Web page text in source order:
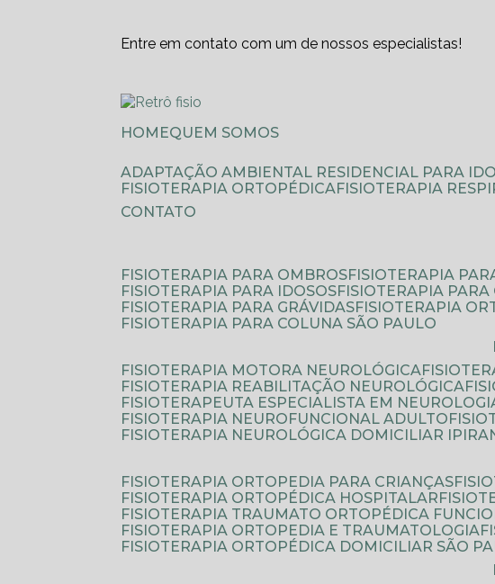
Entre em contato com um de nossos especialistas!
HOME
QUEM SOMOS
ADAPTAÇÃO AMBIENTAL RESIDENCIAL PARA
FISIOTERAPIA ORTOPÉDICA
FISIOTERAPIA
CONTATO
FISIOTERAPIA PARA OMBROS
FISIOTERAPIA
FISIOTERAPIA PARA IDOSOS
FISIOTERAPIA
FISIOTERAPIA PARA GRÁVIDAS
FISIOTERAPIA
FISIOTERAPIA PARA COLUNA SÃO PAULO
FISIOTERAPIA MOTORA NEUROLÓGICA
FISIOTERAPIA REABILITAÇÃO NEUROLÓGICA
FISIOTERAPEUTA ESPECIALISTA EM
FISIOTERAPIA NEUROFUNCIONAL ADULTO
FISIOTERAPIA NEUROLÓGICA DOMICILIAR
FISIOTERAPIA ORTOPEDIA PARA CRIANÇAS
FISIOTERAPIA ORTOPÉDICA HOSPITALAR
FISIOTERAPIA TRAUMATO ORTOPÉDICA
FISIOTERAPIA ORTOPEDIA E TRAUMATOLOGIA
FISIOTERAPIA ORTOPÉDICA DOMICILIAR SÃO